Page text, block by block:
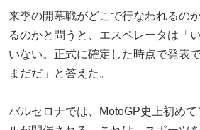
来季の開幕戦がどこで行なわれるの
るのかと問うと、エスペレータは「
いない。正式に確定した時点で発表
まだだ」と答えた。
バルセロナでは、MotoGP史上初め